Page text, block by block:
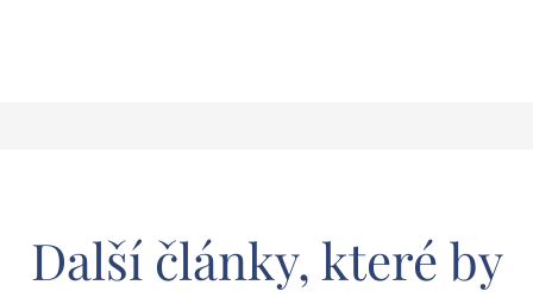
Další články, které by